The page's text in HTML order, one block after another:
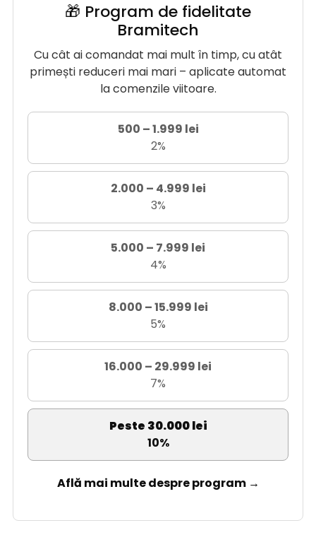
🎁 Program de fidelitate
Bramitech
Cu cât ai comandat mai mult în timp, cu atât
primești reduceri mai mari – aplicate automat
la comenzile viitoare.
500 – 1.999 lei
2%
2.000 – 4.999 lei
3%
5.000 – 7.999 lei
4%
8.000 – 15.999 lei
5%
16.000 – 29.999 lei
7%
Peste 30.000 lei
10%
Află mai multe despre program →